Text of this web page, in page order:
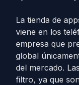
La tienda de
viene en los
empresa que
global
del mercado.
filtro, ya que